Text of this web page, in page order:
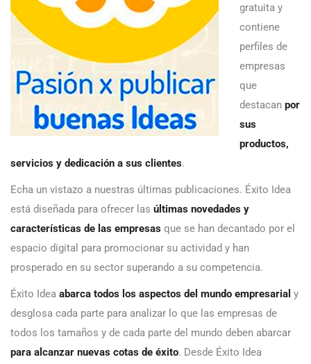
gratuita y
contiene
perfiles de
empresas
que
destacan por
sus
productos,
servicios y dedicación a sus clientes.
Echa un vistazo a nuestras últimas publicaciones. Éxito Idea
está diseñada para ofrecer las últimas novedades y
características de las empresas que se han decantado por el
espacio digital para promocionar su actividad y han
prosperado en su sector superando a su competencia.
Éxito Idea abarca todos los aspectos del mundo empresarial y
desglosa cada parte para analizar lo que las empresas de
todos los tamaños y de cada parte del mundo deben abarcar
para alcanzar nuevas cotas de éxito. Desde Éxito Idea